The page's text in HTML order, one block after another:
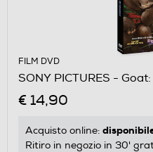
FILM DVD
SONY PICTURES -
€ 14,90
Acquisto online:
Ritiro in negozio in 30'